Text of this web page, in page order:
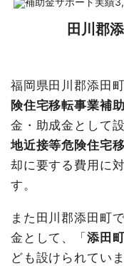
田川郡
福岡県田川郡添田
険住宅移転事業補
金・助成金として
地近接等危険住宅
却に要する費用に
す。
また田川郡添田町
金として、「添田
ども設けられていま